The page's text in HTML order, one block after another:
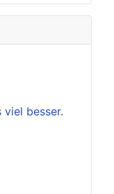
besser.